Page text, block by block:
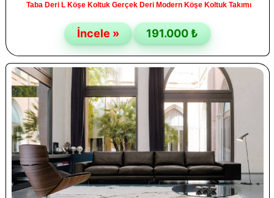
Taba Deri L Köşe Koltuk Gerçek Deri Modern Köşe Koltuk Takımı
İncele » 191.000 ₺